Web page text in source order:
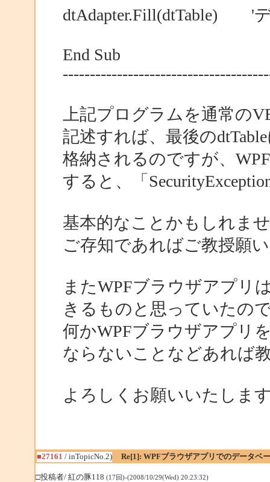
dtAdapter.Fill(dtTable) '
End Sub
上記プログラムを通常の
記述すれば、最後の
格納されるのですが、
すると、「
基本的なことかもしれま
ご存知であればご教授願
またWPFブラウザアプリ
きるものと思っていたの
何かWPFブラウザアプリ
ならないことなどあれば
よろしくお願いいたしま
■27161 / inTopicNo.2) Re[1]: WPFブラウザアプリでのデータベ
□投稿者/ 紅の豚118 (17回)-(2008/10/29(Wed) 20:23:32)